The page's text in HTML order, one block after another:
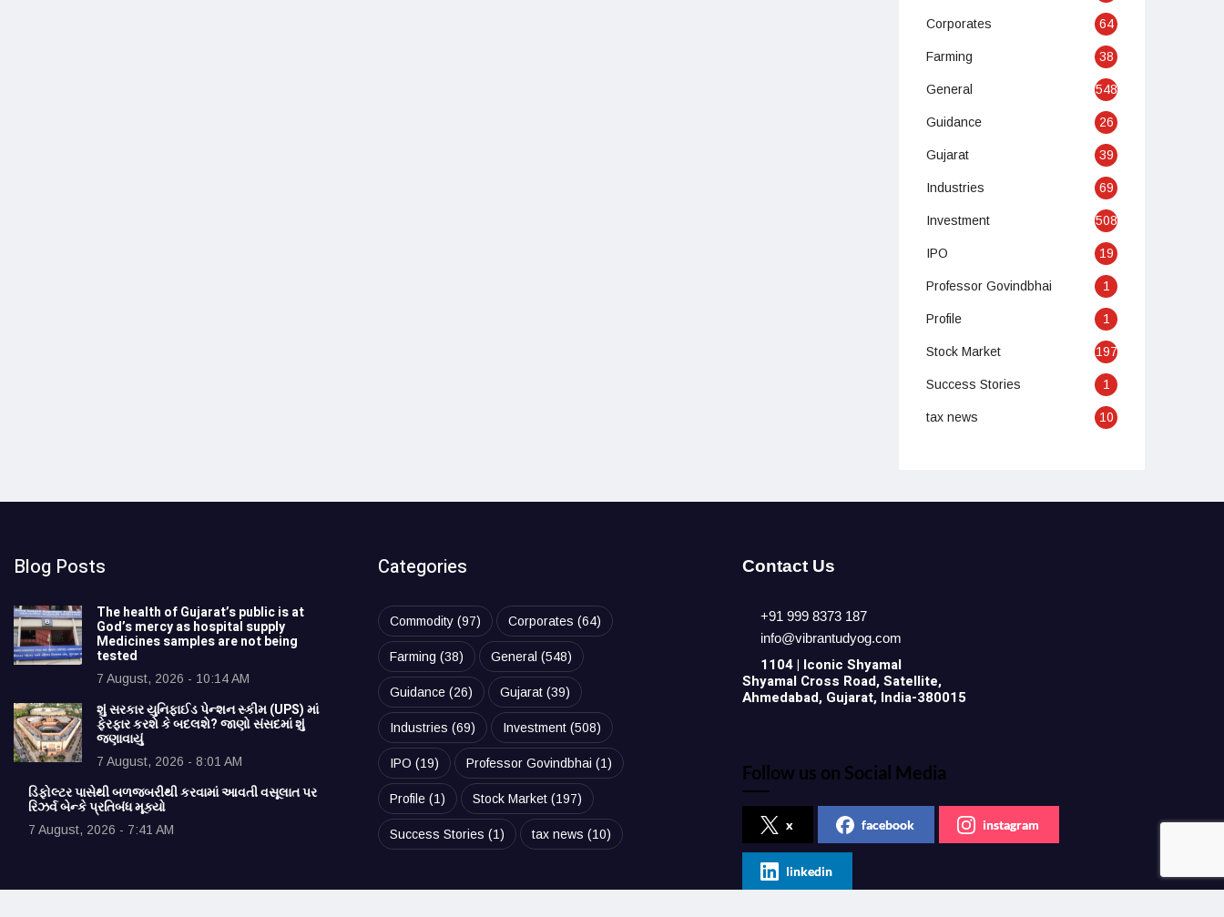
Corporates 64
Farming 38
General 548
Guidance 26
Gujarat 39
Industries 69
Investment 508
IPO 19
Professor Govindbhai 1
Profile 1
Stock Market 197
Success Stories 1
tax news 10
Blog Posts
The health of Gujarat’s public is at
God’s mercy as hospital supply
Medicines samples are not being
tested
7 August, 2026 - 10:14 AM
શું સરકાર યુનિફાઈડ પેન્શન સ્કીમ (UPS) માં
ફેરફાર કરશે કે બદલશે? જાણો સંસદમાં શું
જણાવાયું
7 August, 2026 - 8:01 AM
ડિફોલ્ટર પાસેથી બળજબરીથી કરવામાં આવતી વસૂલાત પર
રિઝર્વ બેન્કે પ્રતિબંધ મૂક્યો
7 August, 2026 - 7:41 AM
Categories
Commodity(97) Corporates (64)
Farming (38) General (548)
Guidance(26) Gujarat(39)
Industries (69) Investment(508)
IPO (19) Professor Govindbhai (1)
Profile(1) Stock Market(197)
Success Stories (1) tax news (10)
Contact Us
+91 999 8373 187
info@vibrantudyog.com
1104 | Iconic Shyamal
Shyamal Cross Road, Satellite,
Ahmedabad, Gujarat, India-380015
Follow us on Social Media
x facebook instagram
linkedin